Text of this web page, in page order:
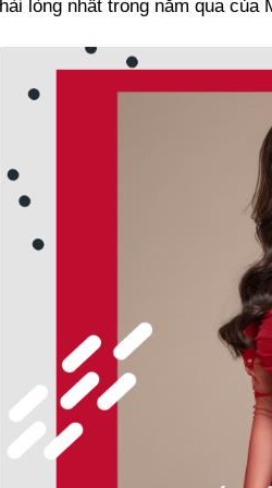
hài lòng nhất trong năm qua của